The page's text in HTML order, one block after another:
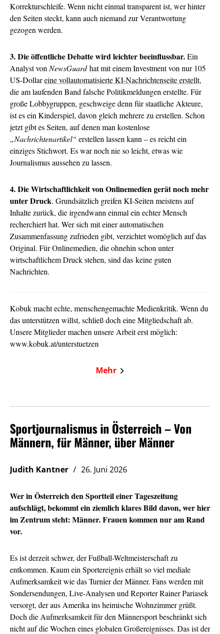
Korrekturschleife. Wenn nicht einmal transparent ist, wer hinter
den Seiten steckt, kann auch niemand zur Verantwortung
gezogen werden.
3. Die öffentliche Debatte wird leichter beeinflussbar.Ein
Analyst von NewsGuardhat mit einem Investment von nur 105
US-Dollareine vollautomatisierte KI-Nachrichtenseite erstellt,
die am laufenden Band falsche Politikmeldungen erstellte. Für
große Lobbygruppen, geschweige denn für staatliche Akteure,
ist es ein Kinderspiel, davon gleich mehrere zu erstellen. Schon
jetzt gibt es Seiten, auf denen man kostenlose
„Nachrichtenartikel“ erstellen lassen kann – es reicht ein
einziges Stichwort. Es war noch nie so leicht, etwas wie
Journalismus aussehen zu lassen.
4. Die Wirtschaftlichkeit von Onlinemedien gerät noch mehr
unter Druck. Grundsätzlich greifen KI-Seiten meistens auf
Inhalte zurück, die irgendwann einmal ein echter Mensch
recherchiert hat. Wer sich mit einer automatischen
Zusammenfassung zufrieden gibt, verzichtet womöglich auf das
Original. Für Onlinemedien, die ohnehin schon unter
wirtschaftlichem Druck stehen, sind das keine guten
Nachrichten.
Kobuk macht echte, menschengemachte Medienkritik. Wenn du
das unterstützen willst, schließ doch eine Mitgliedschaft ab.
Unsere Mitglieder machen unsere Arbeit erst möglich:
www.kobuk.at/unterstuetzen
Mehr
Sportjournalismus in Österreich – Von
Männern, für Männer, über Männer
Judith Kantner 26. Juni 2026
Wer in Österreich den Sportteil einer Tageszeitung
aufschlägt, bekommt ein ziemlich klares Bild davon, wer hier
im Zentrum steht: Männer. Frauen kommen nur am Rand
vor.
Es ist derzeit schwer, der Fußball-Weltmeisterschaft zu
entkommen. Kaum ein Sportereignis erhält so viel mediale
Aufmerksamkeit wie das Turnier der Männer. Fans werden mit
Sondersendungen, Live-Analysen und Reporter Rainer Pariasek
versorgt, der aus Amerika ins heimische Wohnzimmer grüßt.
Doch die Aufmerksamkeit für den Männersport beschränkt sich
nicht auf die Wochen eines globalen Großereignisses. Das ist der